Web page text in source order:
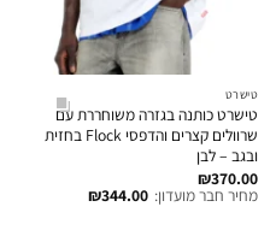
טישרט
טישרט כותנה בגזרה משוחררת עם
שרוולים קצרים והדפסי Flock בחזית
ובגב – לבן
₪370.00
מחיר חבר מועדון: ₪344.00